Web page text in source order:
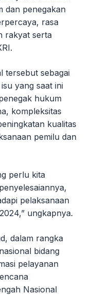
dan penegakan
rasa
rakyat serta
tersebut sebagai
yang saat ini
hukum
kompleksitas
kualitas
pemilu dan
perlu kita
pelaksanaan
ungkapnya.
dalam rangka
bidang
pelayanan
Nasional